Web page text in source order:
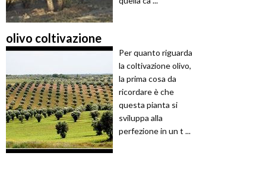
olivo coltivazione
Per quanto riguarda
la coltivazione olivo,
la prima cosa da
ricordare è che
questa pianta si
sviluppa alla
perfezione in un t ...